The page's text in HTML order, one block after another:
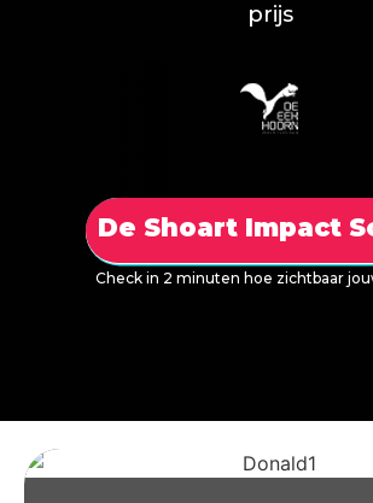
prijs
De Shoart Impact
Check in 2 minuten hoe zichtbaar